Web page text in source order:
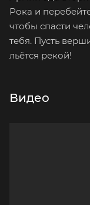
Рока и
чтобы спасти
тебя. Пусть
льётся рекой!
Видео